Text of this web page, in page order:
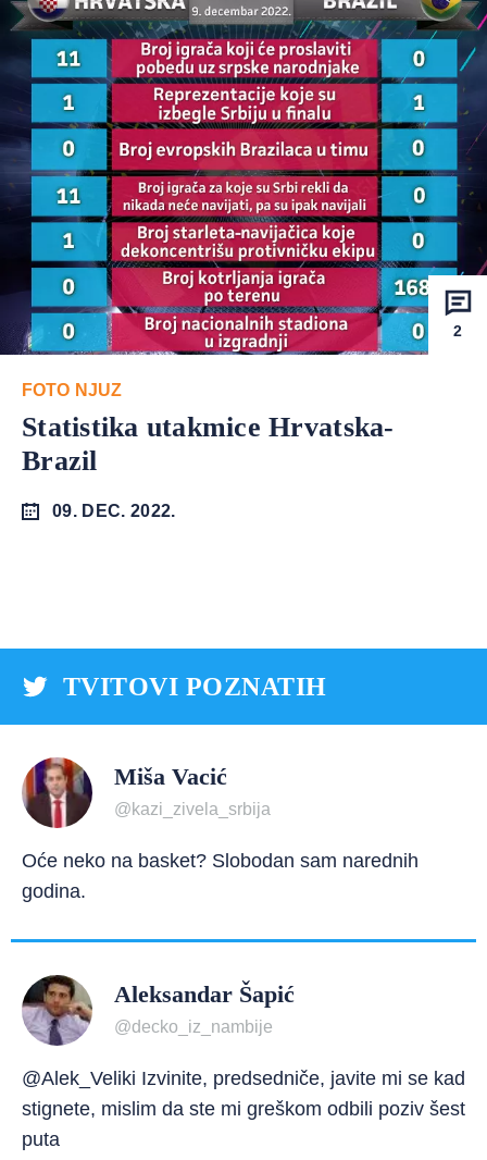
2
FOTO NJUZ
Statistika utakmice Hrvatska-
Brazil
09. DEC. 2022.
TVITOVI POZNATIH
Miša Vacić
@kazi_zivela_srbija
Oće neko na basket? Slobodan sam narednih
godina.
Aleksandar Šapić
@decko_iz_nambije
@Alek_Veliki Izvinite, predsedniče, javite mi se kad
stignete, mislim da ste mi greškom odbili poziv šest
puta